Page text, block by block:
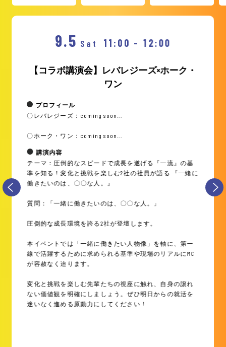
9.5 Sat 11:00 - 12:00
【コラボ講演会】レバレジーズ×ホーク・
ワン
プロフィール
〇レバレジーズ：coming soon...
〇ホーク・ワン：coming soon...
講演内容
テーマ：圧倒的なスピードで成長を遂げる『一流』の基
準を知る！変化と挑戦を楽しむ2社の社員が語る 『一緒に
働きたいのは、〇〇な人。』
質問：「一緒に働きたいのは、〇〇な人。」
圧倒的な成長環境を誇る2社が登壇します。
本イベントでは「一緒に働きたい人物像」を軸に、第一
線で活躍するために求められる基準や現場のリアルにMC
が容赦なく迫ります。
変化と挑戦を楽しむ先輩たちの視座に触れ、自身の譲れ
ない価値観を明確にしましょう。ぜひ明日からの就活を
迷いなく進める原動力にしてください！